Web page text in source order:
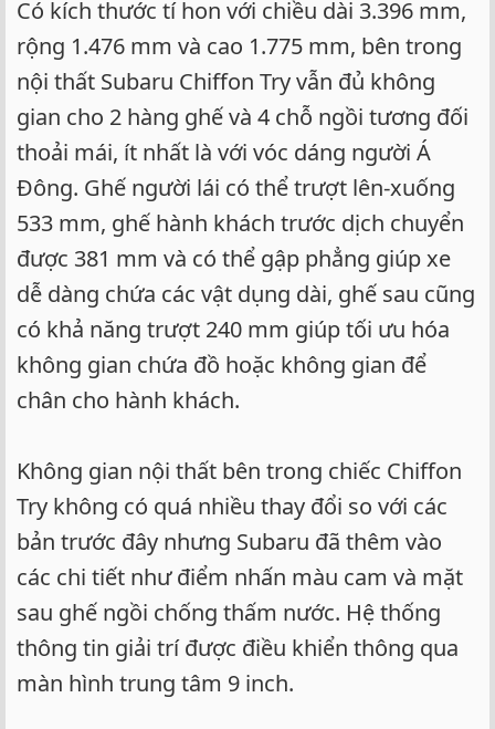
Có kích thước tí hon với chiều dài 3.396 mm,
rộng 1.476 mm và cao 1.775 mm, bên trong
nội thất Subaru Chiffon Try vẫn đủ không
gian cho 2 hàng ghế và 4 chỗ ngồi tương đối
thoải mái, ít nhất là với vóc dáng người Á
Đông. Ghế người lái có thể trượt lên-xuống
533 mm, ghế hành khách trước dịch chuyển
được 381 mm và có thể gập phẳng giúp xe
dễ dàng chứa các vật dụng dài, ghế sau cũng
có khả năng trượt 240 mm giúp tối ưu hóa
không gian chứa đồ hoặc không gian để
chân cho hành khách.
Không gian nội thất bên trong chiếc Chiffon
Try không có quá nhiều thay đổi so với các
bản trước đây nhưng Subaru đã thêm vào
các chi tiết như điểm nhấn màu cam và mặt
sau ghế ngồi chống thấm nước. Hệ thống
thông tin giải trí được điều khiển thông qua
màn hình trung tâm 9 inch.